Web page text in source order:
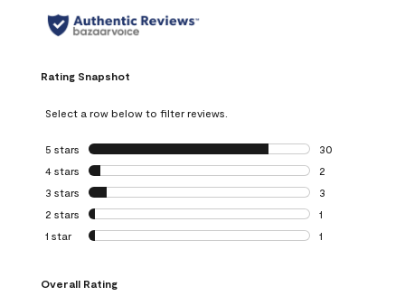
Rating Snapshot
Select a row below to filter reviews.
5 stars stars
30
30 reviews with
4 stars stars
2
2 reviews with 4
3 stars stars
3
3 reviews with 3
2 stars stars
1
1 review with 2
1 star stars
1
Overall Rating